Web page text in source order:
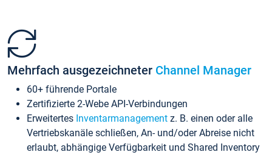
Mehrfach ausgezeichneter Channel Manager
60+ führende Portale
Zertifizierte 2-Webe API-Verbindungen
Erweitertes Inventarmanagement z. B. einen oder alle
Vertriebskanäle schließen, An- und/oder Abreise nicht
erlaubt, abhängige Verfügbarkeit und Shared Inventory